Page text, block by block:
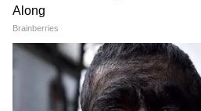
Image Credit :
কন্যা রাশির জন্য শুভ
কন্যা রাশির জাতকরা
সমস্যায় পড়লেও দ্বিতীয়